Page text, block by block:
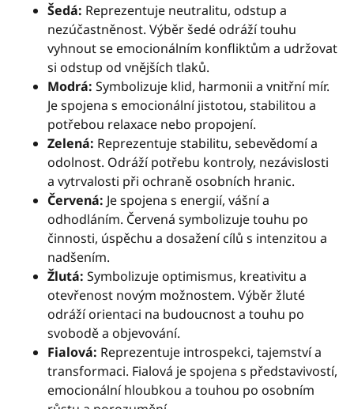
Šedá: Reprezentuje neutralitu, odstup a
nezúčastněnost. Výběr šedé odráží touhu
vyhnout se emocionálním konfliktům a udržovat
si odstup od vnějších tlaků.
Modrá: Symbolizuje klid, harmonii a vnitřní mír.
Je spojena s emocionální jistotou, stabilitou a
potřebou relaxace nebo propojení.
Zelená: Reprezentuje stabilitu, sebevědomí a
odolnost. Odráží potřebu kontroly, nezávislosti
a vytrvalosti při ochraně osobních hranic.
Červená: Je spojena s energií, vášní a
odhodláním. Červená symbolizuje touhu po
činnosti, úspěchu a dosažení cílů s intenzitou a
nadšením.
Žlutá: Symbolizuje optimismus, kreativitu a
otevřenost novým možnostem. Výběr žluté
odráží orientaci na budoucnost a touhu po
svobodě a objevování.
Fialová: Reprezentuje introspekci, tajemství a
transformaci. Fialová je spojena s představivostí,
emocionální hloubkou a touhou po osobním